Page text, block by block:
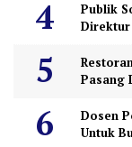
Publik
Direktur
Pasang
Dosen
Untuk